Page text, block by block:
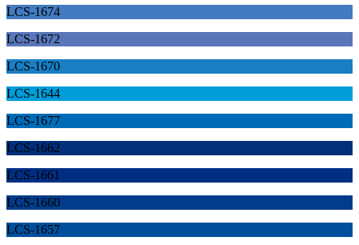
LCS-1674
LCS-1672
LCS-1670
LCS-1644
LCS-1677
LCS-1662
LCS-1661
LCS-1660
LCS-1657